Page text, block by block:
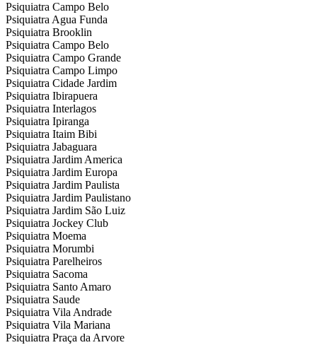
Psiquiatra Campo Belo
Psiquiatra Agua Funda
Psiquiatra Brooklin
Psiquiatra Campo Belo
Psiquiatra Campo Grande
Psiquiatra Campo Limpo
Psiquiatra Cidade Jardim
Psiquiatra Ibirapuera
Psiquiatra Interlagos
Psiquiatra Ipiranga
Psiquiatra Itaim Bibi
Psiquiatra Jabaguara
Psiquiatra Jardim America
Psiquiatra Jardim Europa
Psiquiatra Jardim Paulista
Psiquiatra Jardim Paulistano
Psiquiatra Jardim São Luiz
Psiquiatra Jockey Club
Psiquiatra Moema
Psiquiatra Morumbi
Psiquiatra Parelheiros
Psiquiatra Sacoma
Psiquiatra Santo Amaro
Psiquiatra Saude
Psiquiatra Vila Andrade
Psiquiatra Vila Mariana
Psiquiatra Praça da Arvore